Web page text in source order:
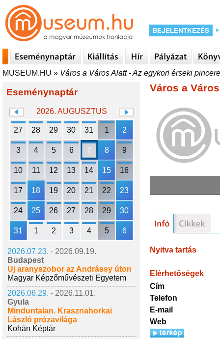
MUSEUM.HU » Város a Város Alatt - Az egykori érseki
Eseménynaptár
2026. AUGUSZTUS
27 28 29 30 31 1 2
3 4 5 6 7 8 9
10 11 12 13 14 15 16
17 18 19 20 21 22 23
24 25 26 27 28 29 30
31 1 2 3 4 5 6
2026.07.23. - 2026.09.19.
Budapest
Új aranyszobor az Andrássy úton
Magyar Képzőművészeti Egyetem
2026.06.29. - 2026.11.01.
Gyula
Minduntalan. Krasznahorkai
László prózavilága
Kohán Képtár
Város a
Nyitva tartás
Elérhetőségek
Cím
Telefon
E-mail
Web